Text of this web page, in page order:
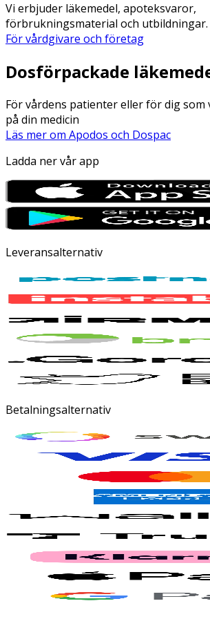
Vi erbjuder läkemedel, apoteksvaror,
förbrukningsmaterial och utbildningar.
För vårdgivare och företag
Dosförpackade
För vårdens patienter eller för dig
på din medicin
Läs mer om Apodos och Dospac
Ladda ner vår app
Leveransalternativ
Betalningsalternativ